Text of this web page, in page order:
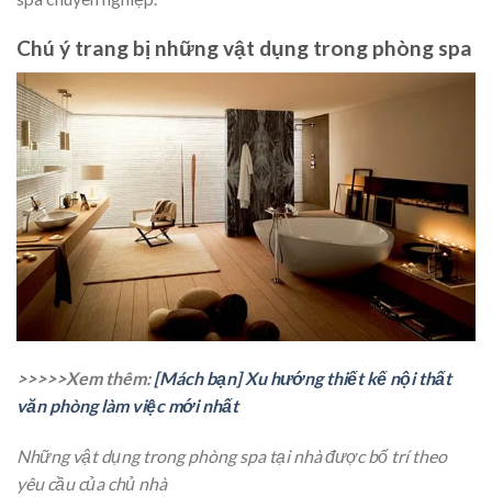
Chú ý trang bị những vật dụng trong phòng spa
>>>>>Xem thêm:[Mách bạn] Xu hướng thiết kế nội thất
văn phòng làm việc mới nhất
Những vật dụng trong phòng spa tại nhà được bố trí theo
yêu cầu của chủ nhà